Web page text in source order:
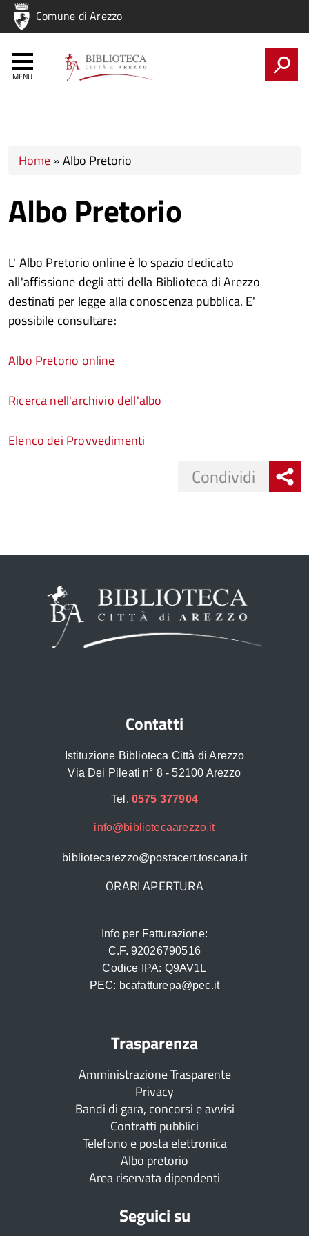
Regione
Nome
Regione
Comune di Arezzo
Tu sei qui
Home»Albo Pretorio
Albo Pretorio
L' Albo Pretorio online è lo spazio dedicato
all'affissione degli atti della Biblioteca di Arezzo
destinati per legge alla conoscenza pubblica. E'
possibile consultare:
Albo Pretorio online
Ricerca nell'archivio dell'albo
Elenco dei Provvedimenti
Condividi
Contatti
Istituzione Biblioteca Città di Arezzo
Via Dei Pileati n° 8 - 52100 Arezzo
Tel. 0575 377904
info@bibliotecaarezzo.it
bibliotecarezzo@postacert.toscana.it
ORARI APERTURA
Info per Fatturazione:
C.F. 92026790516
Codice IPA: Q9AV1L
PEC: bcafatturepa@pec.it
Trasparenza
Amministrazione Trasparente
Privacy
Bandi di gara, concorsi e avvisi
Contratti pubblici
Telefono e posta elettronica
Albo pretorio
Area riservata dipendenti
Seguici su